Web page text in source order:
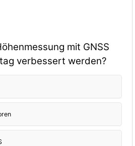
mit GNSS
verbessert werden?